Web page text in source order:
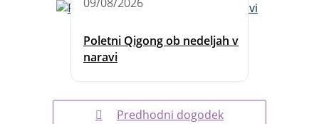
Poletni Qigong ob nedeljah v
naravi
Predhodni dogodek